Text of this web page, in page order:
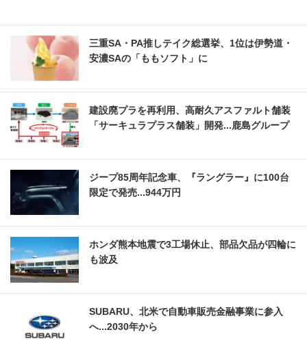
三重SA・PA推しテイク総選挙、1位は伊勢道・
安濃SAの「ももソフト」に
建設廃プラを再利用、高耐久アスファルト舗装
「サーキュラプラス舗装」開発...鹿島グループ
ジープ85周年記念車、『ラングラー』に100台
限定で発売...944万円
ホンダ熊本地震で3工場休止、部品欠品が四輪に
も波及
SUBARU、北米で自動車販売金融事業に参入
へ...2030年から